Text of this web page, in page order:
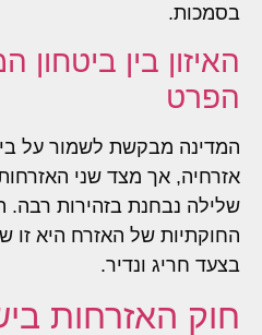
בסמכות.
האיזון בין ביטחון
הפרט
המדינה מבקשת לשמור על
אזרחיה, אך מצד שני
שלילה נבחנת בזהירות רבה.
החוקתיות של האזרח היא זו
בצעד חריג ונדיר.
חוק האזרחות